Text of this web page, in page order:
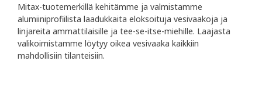
Mitax-tuotemerkillä kehitämme ja valmistamme
alumiiniprofiilista laadukkaita eloksoituja vesivaakoja ja
linjareita ammattilaisille ja tee-se-itse-miehille. Laajasta
valikoimistamme löytyy oikea vesivaaka kaikkiin
mahdollisiin tilanteisiin.